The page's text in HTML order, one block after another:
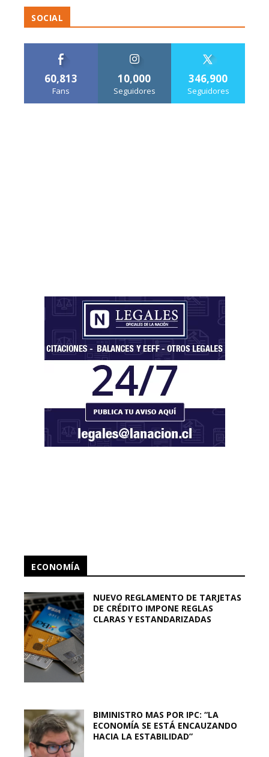
SOCIAL
60,813
Fans
10,000
Seguidores
346,900
Seguidores
ECONOMÍA
NUEVO REGLAMENTO DE TARJETAS
DE CRÉDITO IMPONE REGLAS
CLARAS Y ESTANDARIZADAS
BIMINISTRO MAS POR IPC: “LA
ECONOMÍA SE ESTÁ ENCAUZANDO
HACIA LA ESTABILIDAD”